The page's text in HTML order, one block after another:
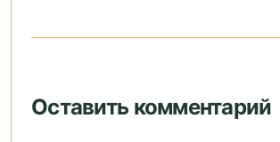
Оставить комментарий